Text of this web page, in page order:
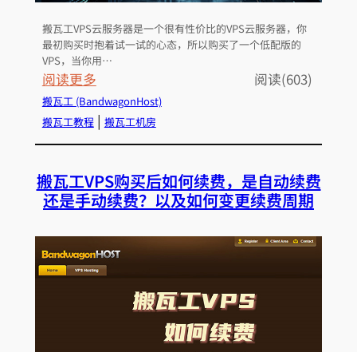
y
s
q
l
,
P
P
建
境
搬瓦工VPS云服务器是一个很有性价比的VPS云服务器，你
最初购买时抱着试一试的心态，所以购买了一个低配版的
VPS，当你用…
阅读更多：
搬
瓦
工
P
S
何
升
阅读(603)
搬瓦工 (BandwagonHost)
搬瓦工教程 | 搬瓦工机房
搬瓦工VPS购买后如何续费，是自动续费
还是手动续费？以及如何变更续费周期